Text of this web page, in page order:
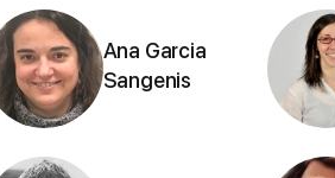
Ana Garcia
Sangenis